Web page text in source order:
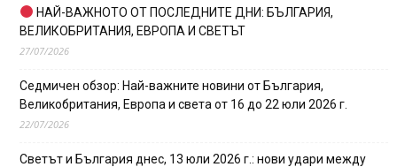
НАЙ-ВАЖНОТО ОТ ПОСЛЕДНИТЕ ДНИ: БЪЛГАРИЯ,
ВЕЛИКОБРИТАНИЯ, ЕВРОПА И СВЕТЪТ
27/07/2026
Седмичен обзор: Най-важните новини от България,
Великобритания, Европа и света от 16 до 22 юли 2026 г.
22/07/2026
Светът и България днес, 13 юли 2026 г.: нови удари между